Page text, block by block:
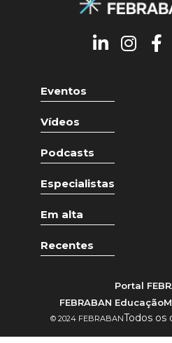
Eventos
Vídeos
Podcasts
Especialistas
Em alta
Recentes
Portal
FEBRABAN Educação
© 2024 FEBRABANTodos os